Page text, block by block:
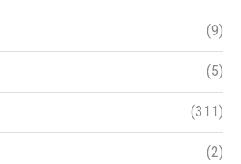
(9)
(5)
(311)
(2)